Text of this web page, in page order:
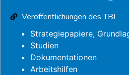
Veröffentlichungen des TBI
Strategiepapiere,
Studien
Dokumentationen
Arbeitshilfen